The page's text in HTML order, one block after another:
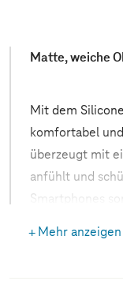
Matte, weiche
Mit dem
komfortabel
überzeugt mit
anfühlt und
Smartphones
nützliches
Mehr anzeigen